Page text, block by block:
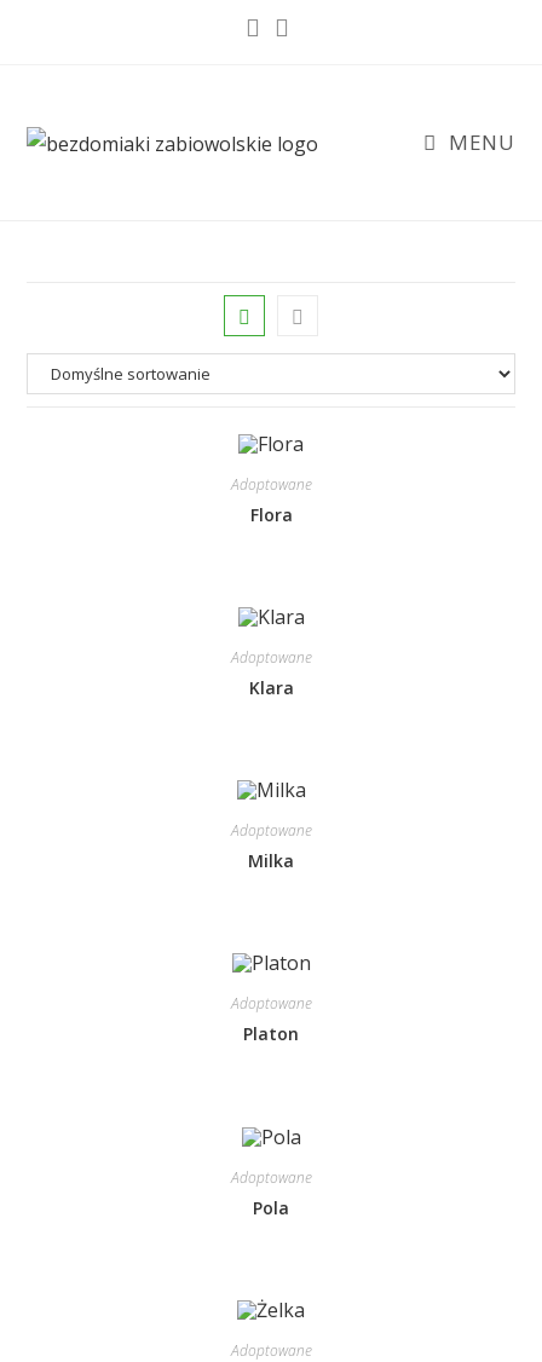
MENU
Adoptowane
Flora
Adoptowane
Klara
Adoptowane
Milka
Adoptowane
Platon
Adoptowane
Pola
Adoptowane